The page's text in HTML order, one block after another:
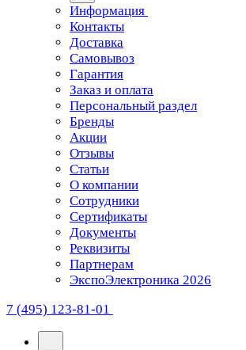
Информация
Контакты
Доставка
Самовывоз
Гарантия
Заказ и оплата
Персональный раздел
Бренды
Акции
Отзывы
Статьи
О компании
Сотрудники
Сертификаты
Документы
Реквизиты
Партнерам
ЭкспоЭлектроника 2026
7 (495) 123-81-01